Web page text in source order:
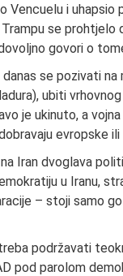
Vencuelu i
se prohtjelo
govori o
se pozivati
ubiti
je ukinuto, a
evropske
Iran dvoglava
u Iranu,
– stoji samo
podržavati
pod parolom